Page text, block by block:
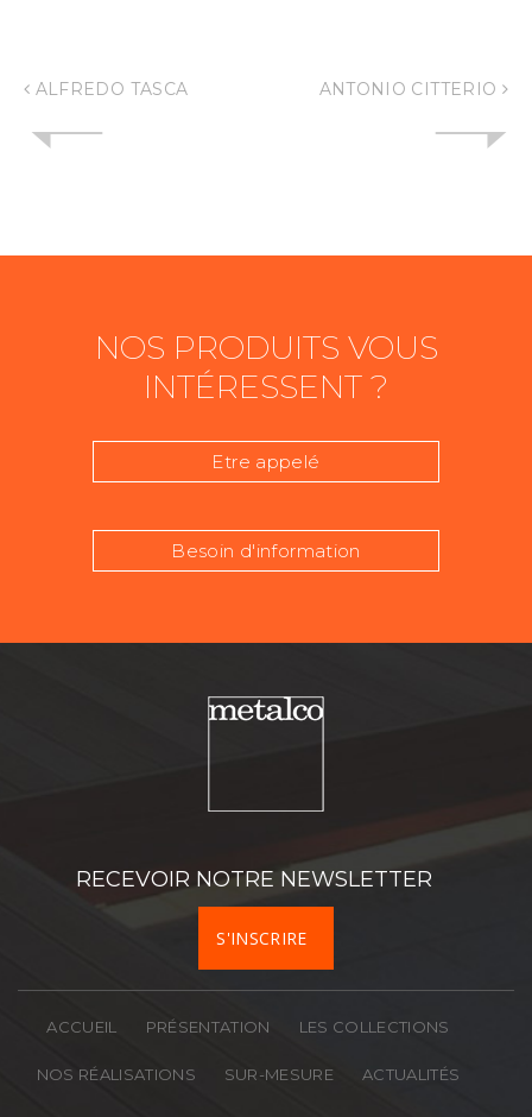
ALFREDO TASCA ANTONIO CITTERIO
NOS PRODUITS VOUS
INTÉRESSENT ?
Etre appelé
Besoin d'information
Activité
Département
RECEVOIR NOTRE NEWSLETTER
S'INSCRIRE
ACCUEIL PRÉSENTATION LES COLLECTIONS
NOS RÉALISATIONS SUR-MESURE ACTUALITÉS